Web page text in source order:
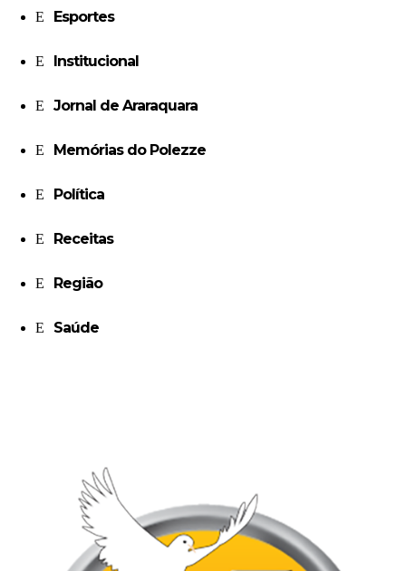
Esportes
Institucional
Jornal de Araraquara
Memórias do Polezze
Política
Receitas
Região
Saúde